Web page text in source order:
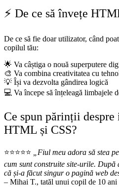
⚡ De ce să învețe
De ce să fie doar utilizator, când
copilul tău:
🌟 Va câștiga o nouă superputere
🎨 Va combina creativitatea cu
💡 Își va dezvolta gândirea logică
💻 Va începe să înțeleagă limbajele
Ce spun părinții
HTML și CSS?
⭐⭐⭐⭐⭐
„Fiul meu adora să stea
cum sunt construite site-urile. După
că și-a făcut singur o pagină web
– Mihai T., tatăl unui copil de 10 ani